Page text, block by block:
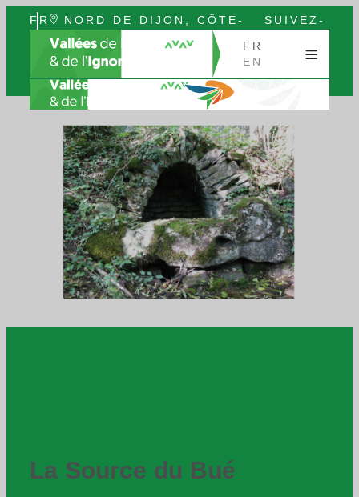
FR
EN
NORD DE DIJON, CÔTE-
D’OR, BOURGOGNE
SUIVEZ-
FR
EN
La Source du Bué